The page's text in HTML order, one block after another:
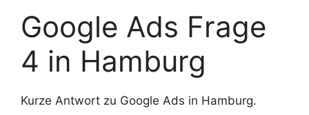
Google Ads Frage
4 in Hamburg
Kurze Antwort zu Google Ads in Hamburg.